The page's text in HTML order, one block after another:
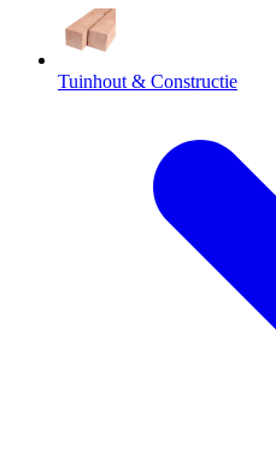
Tuinhout & Constructie